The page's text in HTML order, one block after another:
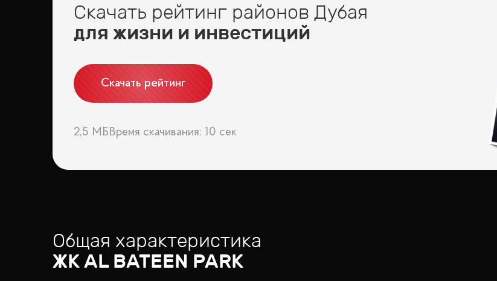
Скачать рейтинг районов Дубая
для жизни и инвестиций
Скачать рейтинг
2,5 МБВремя скачивания: 10 сек
Общая характеристика
ЖКAL BATEEN PARK